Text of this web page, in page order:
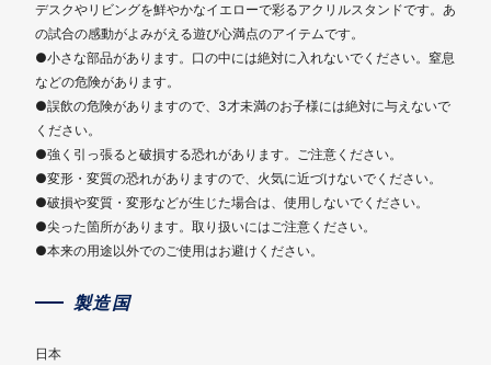
デスクやリビングを鮮やかなイエローで彩るアクリルスタンドです。あ
の試合の感動がよみがえる遊び心満点のアイテムです。
●小さな部品があります。口の中には絶対に入れないでください。窒息
などの危険があります。
●誤飲の危険がありますので、3才未満のお子様には絶対に与えないで
ください。
●強く引っ張ると破損する恐れがあります。ご注意ください。
●変形・変質の恐れがありますので、火気に近づけないでください。
●破損や変質・変形などが生じた場合は、使用しないでください。
●尖った箇所があります。取り扱いにはご注意ください。
●本来の用途以外でのご使用はお避けください。
製造国
日本